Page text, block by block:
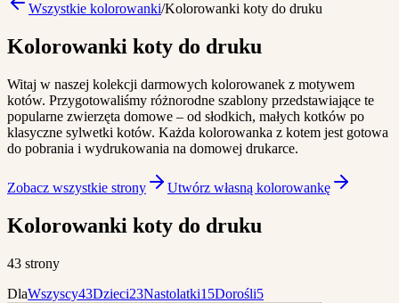
Wszystkie kolorowanki/Kolorowanki koty do druku
Kolorowanki koty do druku
Witaj w naszej kolekcji darmowych kolorowanek z motywem
kotów. Przygotowaliśmy różnorodne szablony przedstawiające te
popularne zwierzęta domowe – od słodkich, małych kotków po
klasyczne sylwetki kotów. Każda kolorowanka z kotem jest gotowa
do pobrania i wydrukowania na domowej drukarce.
Zobacz wszystkie strony Utwórz własną kolorowankę
Kolorowanki koty do druku
43 strony
DlaWszyscy43Dzieci23Nastolatki15Dorośli5